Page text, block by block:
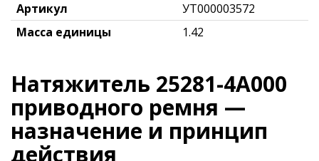
Артикул
УТ000003572
Масса единицы
1.42
Натяжитель 25281-4A000
приводного ремня —
назначение и принцип
действия